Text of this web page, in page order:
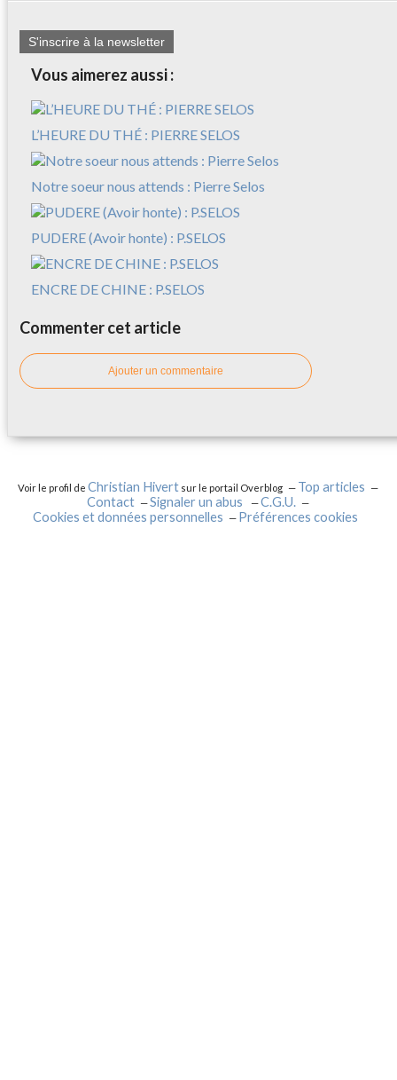
S'inscrire à la newsletter
Vous aimerez aussi :
L’HEURE DU THÉ : PIERRE SELOS
Notre soeur nous attends : Pierre Selos
PUDERE (Avoir honte) : P.SELOS
ENCRE DE CHINE : P.SELOS
Commenter cet article
Ajouter un commentaire
Voir le profil deChristian Hivert sur le portail Overblog
Top articles
Contact
Signaler un abus
C.G.U.
Cookies et données personnelles
Préférences cookies